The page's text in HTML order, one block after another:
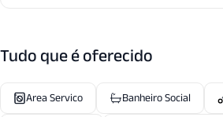
Tudo que é oferecido
Area Servico Banheiro Social